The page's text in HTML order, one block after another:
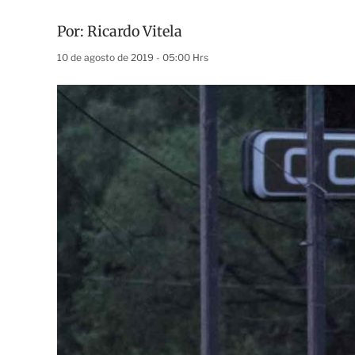
Por: Ricardo Vitela
10 de agosto de 2019 - 05:00 Hrs